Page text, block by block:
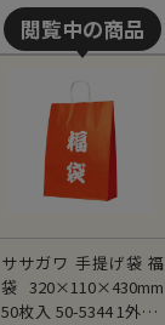
ササガワ 手提げ袋 福
袋 320×110×430mm
50枚入 50-5344 1外袋/